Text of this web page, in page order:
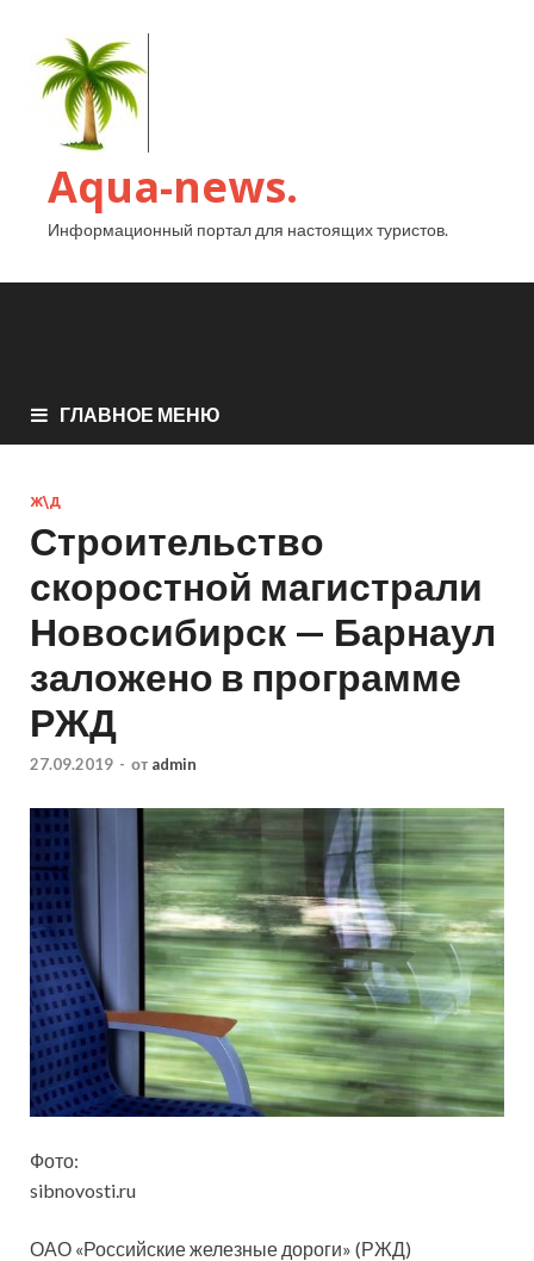
Aqua-news.
Информационный портал для настоящих туристов.
ГЛАВНОЕ МЕНЮ
Ж\Д
Строительство
скоростной магистрали
Новосибирск — Барнаул
заложено в программе
РЖД
27.09.2019 - от admin
Фото:
sibnovosti.ru
ОАО «Российские железные дороги» (РЖД)